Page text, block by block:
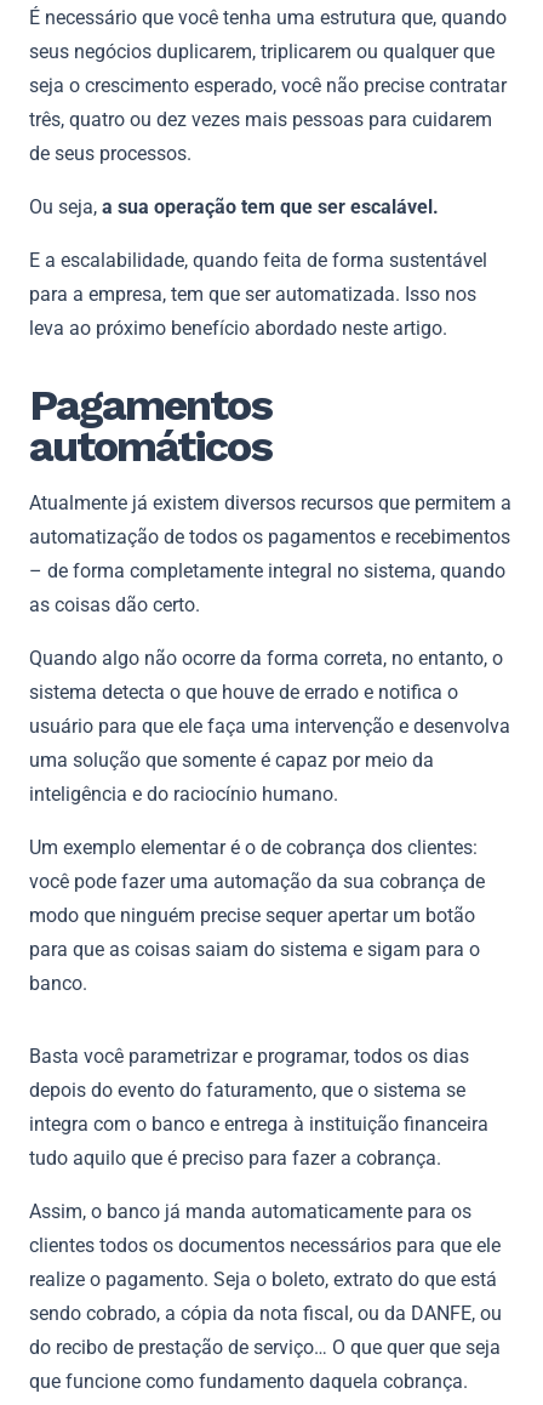
É necessário que você tenha uma estrutura que, quando
seus negócios duplicarem, triplicarem ou qualquer que
seja o crescimento esperado, você não precise contratar
três, quatro ou dez vezes mais pessoas para cuidarem
de seus processos.
Ou seja, a sua operação tem que ser escalável.
E a escalabilidade, quando feita de forma sustentável
para a empresa, tem que ser automatizada. Isso nos
leva ao próximo benefício abordado neste artigo.
Pagamentos
automáticos
Atualmente já existem diversos recursos que permitem a
automatização de todos os pagamentos e recebimentos
– de forma completamente integral no sistema, quando
as coisas dão certo.
Quando algo não ocorre da forma correta, no entanto, o
sistema detecta o que houve de errado e notifica o
usuário para que ele faça uma intervenção e desenvolva
uma solução que somente é capaz por meio da
inteligência e do raciocínio humano.
Um exemplo elementar é o de cobrança dos clientes:
você pode fazer uma automação da sua cobrança de
modo que ninguém precise sequer apertar um botão
para que as coisas saiam do sistema e sigam para o
banco.
Basta você parametrizar e programar, todos os dias
depois do evento do faturamento, que o sistema se
integra com o banco e entrega à instituição financeira
tudo aquilo que é preciso para fazer a cobrança.
Assim, o banco já manda automaticamente para os
clientes todos os documentos necessários para que ele
realize o pagamento. Seja o boleto, extrato do que está
sendo cobrado, a cópia da nota fiscal, ou da DANFE, ou
do recibo de prestação de serviço… O que quer que seja
que funcione como fundamento daquela cobrança.